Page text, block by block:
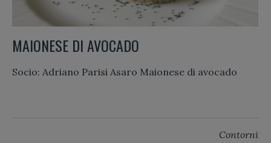
MAIONESE DI AVOCADO
Socio: Adriano Parisi Asaro Maionese di avocado
Contorni